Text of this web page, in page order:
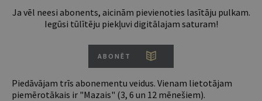
Ja vēl neesi abonents, aicinām pievienoties lasītāju pulkam.
Iegūsi tūlītēju piekļuvi digitālajam saturam!
ABONĒT
Piedāvājam trīs abonementu veidus. Vienam lietotājam
piemērotākais ir "Mazais" (3, 6 un 12 mēnešiem).